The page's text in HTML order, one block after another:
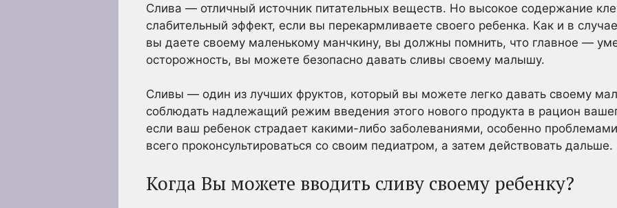
Слива — отличный источник питательных веществ. Но высокое содержание
слабительный эффект, если вы перекармливаете своего ребенка. Как и в
вы даете своему маленькому манчкину, вы должны помнить, что главное —
осторожность, вы можете безопасно давать сливы своему малышу.
Сливы — один из лучших фруктов, который вы можете легко давать своему
соблюдать надлежащий режим введения этого нового продукта в рацион
если ваш ребенок страдает какими-либо заболеваниями, особенно
всего проконсультироваться со своим педиатром, а затем действовать дальше.
Когда Вы можете вводить сливу своему ребенку?